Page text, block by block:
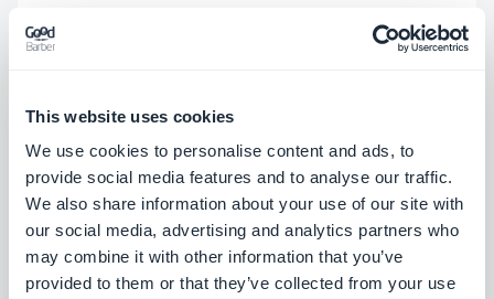
This website uses cookies
We use cookies to personalise content and ads, to
provide social media features and to analyse our traffic.
We also share information about your use of our site with
our social media, advertising and analytics partners who
may combine it with other information that you’ve
provided to them or that they’ve collected from your use
eventos, alertas de viaje. No hay interfaz de
guía de destino requiere volver a hacer un prompt a
la IA (créditos consumidos), editar la base de datos
directamente o modificar el código fuente.
Ninguna de estas opciones es realista para un
equipo editorial sin un desarrollador disponible.